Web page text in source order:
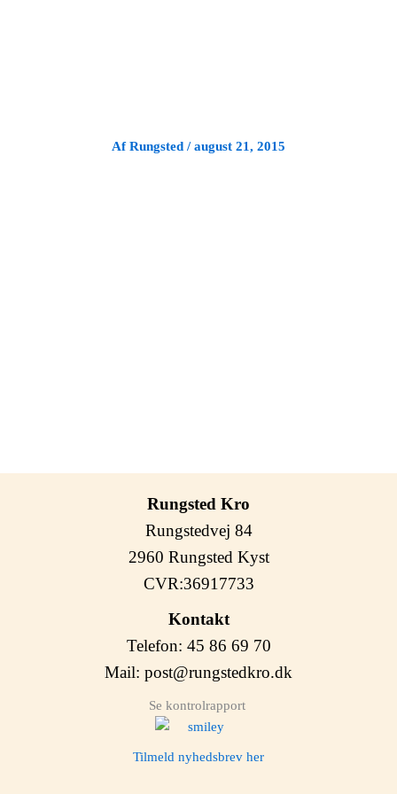
AfRungsted /august 21, 2015
Rungsted Kro
Rungstedvej 84
2960 Rungsted Kyst
CVR:36917733
Kontakt
Telefon: 45 86 69 70
Mail: post@rungstedkro.dk
Se kontrolrapport
Tilmeld nyhedsbrev her